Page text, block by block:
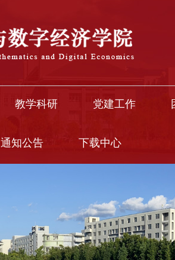
教学科研 党建工作
通知公告 下载中心